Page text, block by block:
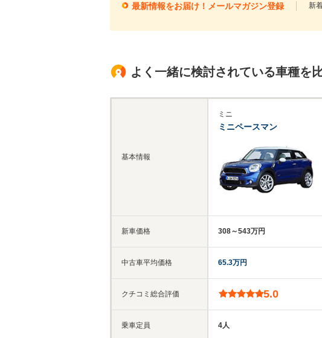
最新情報をお届け！メールマガジン登録 新
よく一緒に検討されている車種を
基本情報
新車価格
中古車平均価格
クチコミ総合評価
乗車定員
ミニ
ミニペースマン
308～543万円
65.3万円
5.0
4人